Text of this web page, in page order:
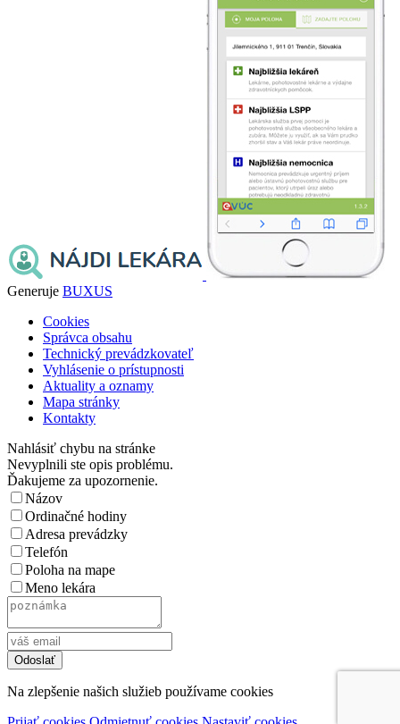
Generuje BUXUS
Cookies
Správca obsahu
Technický prevádzkovateľ
Vyhlásenie o prístupnosti
Aktuality a oznamy
Mapa stránky
Kontakty
Nahlásiť chybu na stránke
Nevyplnili ste opis problému.
Ďakujeme za upozornenie.
Názov
Ordinačné hodiny
Adresa prevádzky
Telefón
Poloha na mape
Meno lekára
Na zlepšenie našich služieb používame cookies